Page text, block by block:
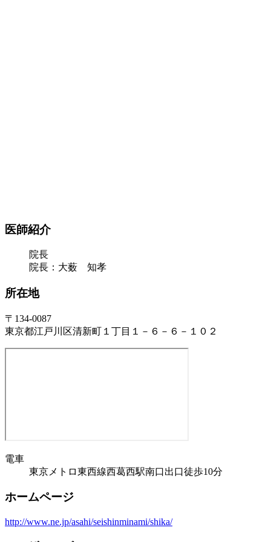
医師紹介
院長
院長：大薮 知孝
所在地
〒134-0087
東京都江戸川区清新町１丁目１－６－６－１０２
電車
東京メトロ東西線西葛西駅南口出口徒歩10分
ホームページ
http://www.ne.jp/asahi/seishinminami/shika/